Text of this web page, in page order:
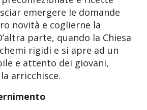
emergere le domande
novità e coglierne la
parte, quando la Chiesa
rigidi e si apre ad un
e attento dei giovani,
arricchisce.